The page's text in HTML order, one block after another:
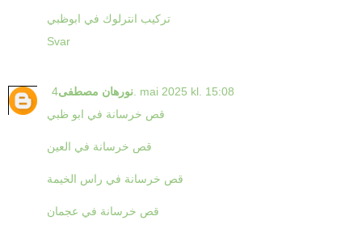
تركيب انترلوك في ابوظبي
Svar
نورهان مصطفى 4. mai 2025 kl. 15:08
قص خرسانة في ابو ظبي
قص خرسانة في العين
قص خرسانة في راس الخيمة
قص خرسانة في عجمان